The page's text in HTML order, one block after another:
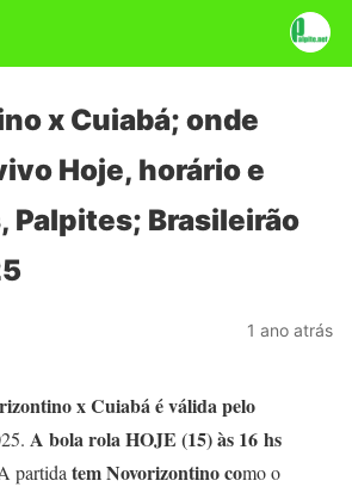
x Cuiabá; onde
Hoje, horário e
Palpites; Brasileirão
1 ano atrás
x Cuiabáé válida pelo
A bola rola HOJE (15) às 16 hs
partida tem Novorizontino como o